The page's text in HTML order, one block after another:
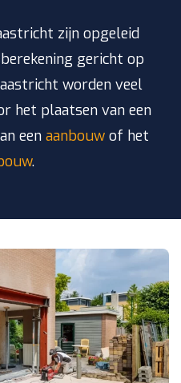
zijn opgeleid
gericht op
worden veel
het plaatsen van een
een aanbouw of het
.